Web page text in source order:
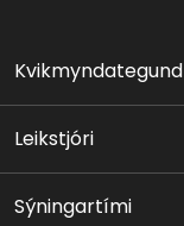
Kvikmyndategund
Leikstjóri
Sýningartími